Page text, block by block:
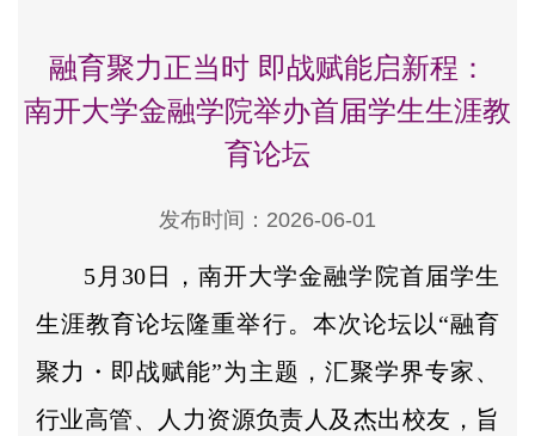
融育聚力正当时 即战赋能启新程：
南开大学金融学院举办首届学生生涯教
育论坛
发布时间：2026-06-01
5月30日，南开大学金融学院首届学生
生涯教育论坛隆重举行。本次论坛以“融育
聚力・即战赋能”为主题，汇聚学界专家、
行业高管、人力资源负责人及杰出校友，旨